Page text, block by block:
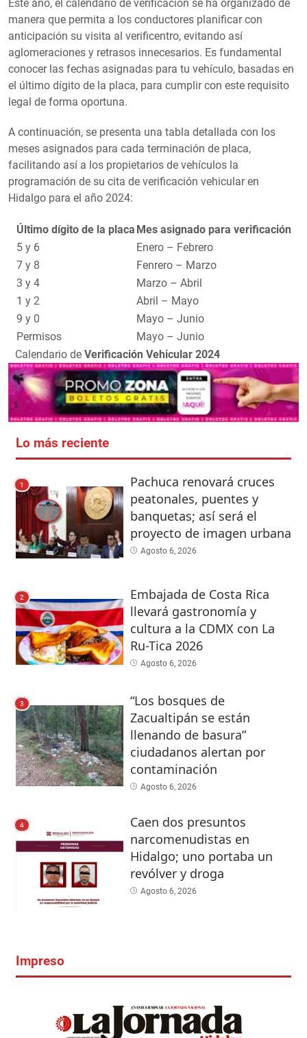
Este año, el calendario de verificación se ha organizado de
manera que permita a los conductores planificar con
anticipación su visita al verificentro, evitando así
aglomeraciones y retrasos innecesarios. Es fundamental
conocer las fechas asignadas para tu vehículo, basadas en
el último dígito de la placa, para cumplir con este requisito
legal de forma oportuna.
A continuación, se presenta una tabla detallada con los
meses asignados para cada terminación de placa,
facilitando así a los propietarios de vehículos la
programación de su cita de verificación vehicular en
Hidalgo para el año 2024:
Último dígito de la placa Mes asignado para verificación
5 y 6
Enero – Febrero
7 y 8
Fenrero – Marzo
3 y 4
Marzo – Abril
1 y 2
Abril – Mayo
9 y 0
Mayo – Junio
Permisos
Mayo – Junio
Calendario de Verificación Vehicular 2024
Lo más reciente
1
Pachuca renovará cruces
peatonales, puentes y
banquetas; así será el
proyecto de imagen urbana
Agosto 6, 2026
2
Embajada de Costa Rica
llevará gastronomía y
cultura a la CDMX con La
Ru-Tica 2026
Agosto 6, 2026
3
“Los bosques de
Zacualtipán se están
llenando de basura”
ciudadanos alertan por
contaminación
Agosto 6, 2026
4
Caen dos presuntos
narcomenudistas en
Hidalgo; uno portaba un
revólver y droga
Agosto 6, 2026
Impreso